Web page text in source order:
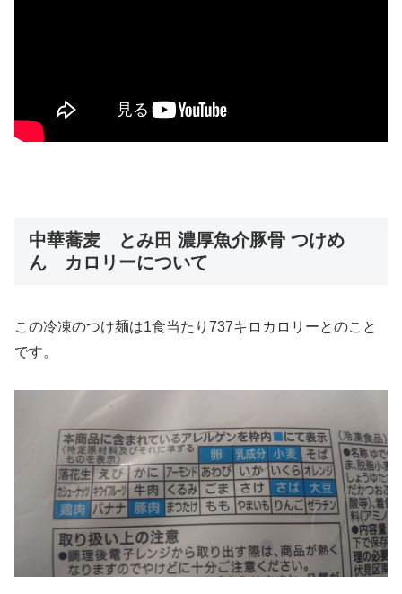
中華蕎麦 とみ田 濃厚魚介豚骨 つけめ
ん カロリーについて
この冷凍のつけ麺は1食当たり737キロカロリーとのこと
です。